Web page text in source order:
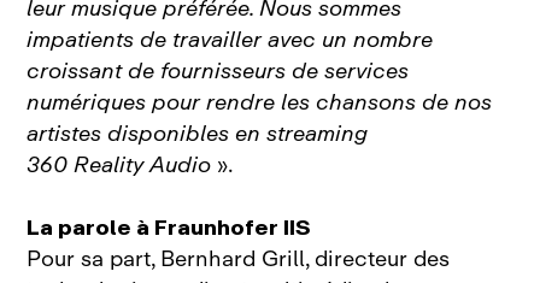
leur musique préférée. Nous sommes
impatients de travailler avec un nombre
croissant de fournisseurs de services
numériques pour rendre les chansons de nos
artistes disponibles en streaming
360 Reality Audio ».
La parole à Fraunhofer IIS
Pour sa part, Bernhard Grill, directeur des